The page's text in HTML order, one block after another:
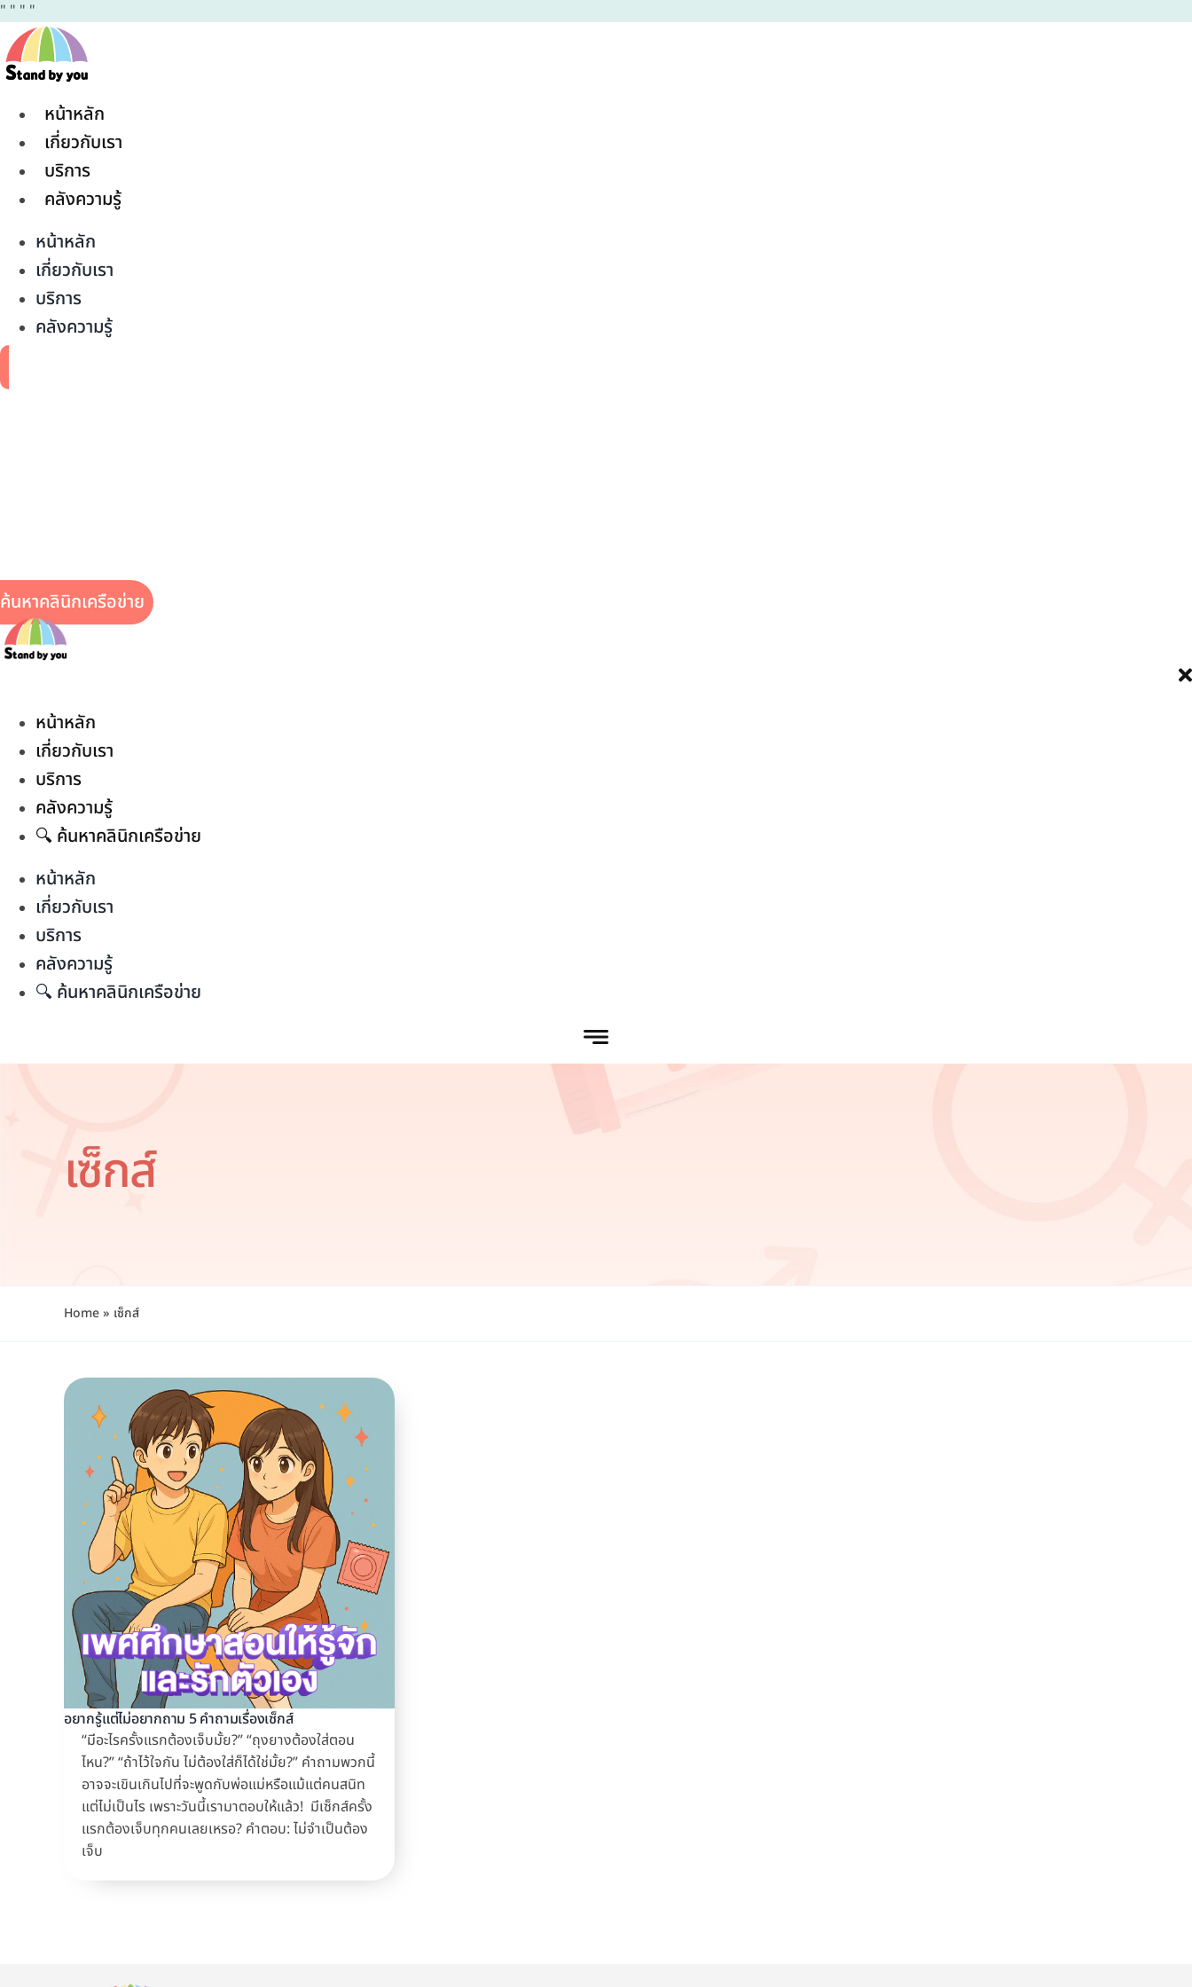
" " " "
หน้าหลัก
เกี่ยวกับเรา
บริการ
คลังความรู้
หน้าหลัก
เกี่ยวกับเรา
บริการ
คลังความรู้
ค้นหาคลินิกเครือข่าย
หน้าหลัก
เกี่ยวกับเรา
บริการ
คลังความรู้
🔍 ค้นหาคลินิกเครือข่าย
หน้าหลัก
เกี่ยวกับเรา
บริการ
คลังความรู้
🔍 ค้นหาคลินิกเครือข่าย
เซ็กส์
Home» เซ็กส์
อยากรู้แต่ไม่อยากถาม 5 คำถามเรื่องเซ็กส์
“มีอะไรครั้งแรกต้องเจ็บมั้ย?” “ถุงยางต้องใส่ตอน
ไหน?” “ถ้าไว้ใจกัน ไม่ต้องใส่ก็ได้ใช่มั้ย?” คำถามพวกนี้
อาจจะเขินเกินไปที่จะพูดกับพ่อแม่หรือแม้แต่คนสนิท
แต่ไม่เป็นไร เพราะวันนี้เรามาตอบให้แล้ว! มีเซ็กส์ครั้ง
แรกต้องเจ็บทุกคนเลยเหรอ? คำตอบ: ไม่จำเป็นต้อง
เจ็บ